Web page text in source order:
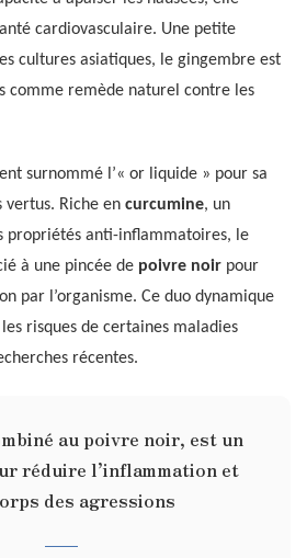
cardiovasculaire. Une petite
cultures asiatiques, le gingembre est
comme remède naturel contre les
surnommé l’« or liquide » pour sa
Riche en curcumine, un
propriétés anti-inflammatoires, le
à une pincée de poivre noir pour
par l’organisme. Ce duo dynamique
risques de certaines maladies
récentes.
au poivre noir, est un
réduire l’inflammation et
des agressions